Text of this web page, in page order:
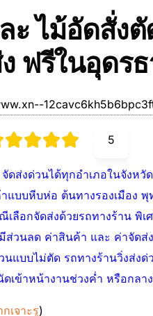
ะ ไม้อัดสั่ง
ฟรีในอุดร
5
ดส่งด่วนได้ทุกอำเภอในจังห
แบบหีบห่อ ต้นทางรองเมือง
ลือกจัดส่งด้วยรถทางร้าน พิเ
วนลด ค่าสินค้า และ ค่าจัดส่
แบบไม่ตัด รถทางร้านวิ่งส่ง
เข้าหน้างานช่วงค่ำ หรือกลา
เจาะรู)